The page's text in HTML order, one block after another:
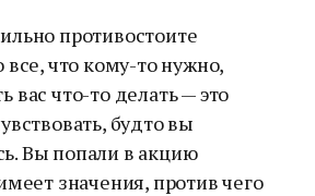
противостоите
все, что кому-то нужно,
вас что-то делать — это
будто вы
Вы попали в акцию
значения, против чего